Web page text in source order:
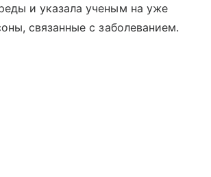
и указала ученым на уже
связанные с заболеванием.